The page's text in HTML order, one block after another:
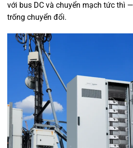
với bus DC và chuyển mạch tức thì
trống chuyển đổi.